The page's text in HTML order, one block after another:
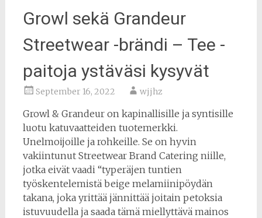
Growl sekä Grandeur
Streetwear -brändi – Tee -
paitoja ystäväsi kysyvät
September 16, 2022 wjjhz
Growl & Grandeur on kapinallisille ja syntisille
luotu katuvaatteiden tuotemerkki.
Unelmoijoille ja rohkeille. Se on hyvin
vakiintunut Streetwear Brand Catering niille,
jotka eivät vaadi “typeräjen tuntien
työskentelemistä beige melamiinipöydän
takana, joka yrittää jännittää joitain petoksia
istuvuudella ja saada tämä miellyttävä mainos